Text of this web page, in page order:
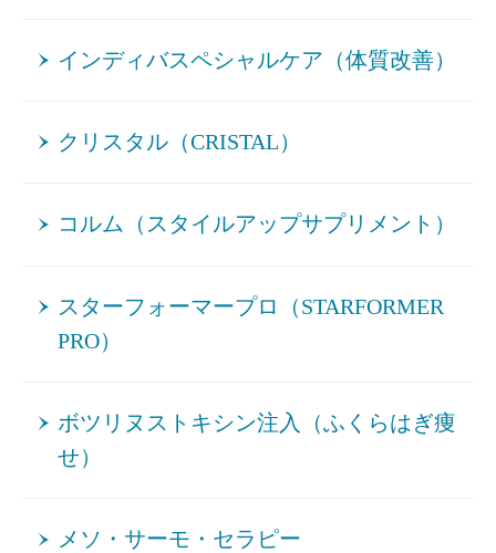
インディバスペシャルケア（体質改善）
クリスタル（CRISTAL）
コルム（スタイルアップサプリメント）
スターフォーマープロ（STARFORMER
PRO）
ボツリヌストキシン注入（ふくらはぎ痩
せ）
メソ・サーモ・セラピー